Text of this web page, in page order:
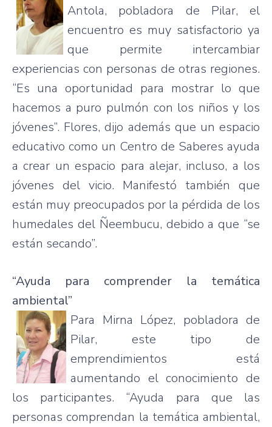
Antola, pobladora de Pilar, el
encuentro es muy satisfactorio ya
que permite intercambiar
experiencias con personas de otras regiones.
“Es una oportunidad para mostrar lo que
hacemos a puro pulmón con los niños y los
jóvenes”. Flores, dijo además que un espacio
educativo como un Centro de Saberes ayuda
a crear un espacio para alejar, incluso, a los
jóvenes del vicio. Manifestó también que
están muy preocupados por la pérdida de los
humedales del Ñeembucu, debido a que “se
están secando”.
“Ayuda para comprender la temática
ambiental”
Para Mirna López, pobladora de
Pilar, este tipo de
emprendimientos está
aumentando el conocimiento de
los participantes. “Ayuda para que las
personas comprendan la temática ambiental,